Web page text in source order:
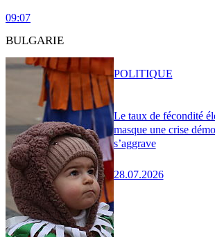
09:07
BULGARIE
Le taux de fécondité
masque une crise
s’aggrave
28.07.2026
POLITIQUE